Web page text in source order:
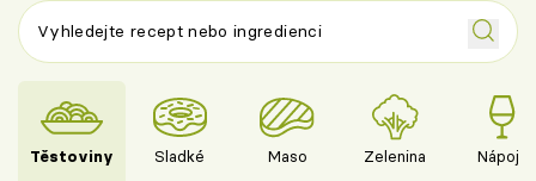
Těstoviny Sladké Maso Zelenina Nápoje